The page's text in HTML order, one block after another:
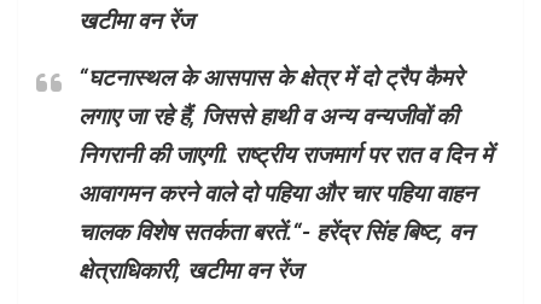
खटीमा वन रेंज
“घटनास्थल के आसपास के क्षेत्र में दो ट्रैप कैमरे
लगाए जा रहे हैं, जिससे हाथी व अन्य वन्यजीवों की
निगरानी की जाएगी. राष्ट्रीय राजमार्ग पर रात व दिन में
आवागमन करने वाले दो पहिया और चार पहिया वाहन
चालक विशेष सतर्कता बरतें.“- हरेंद्र सिंह बिष्ट, वन
क्षेत्राधिकारी, खटीमा वन रेंज